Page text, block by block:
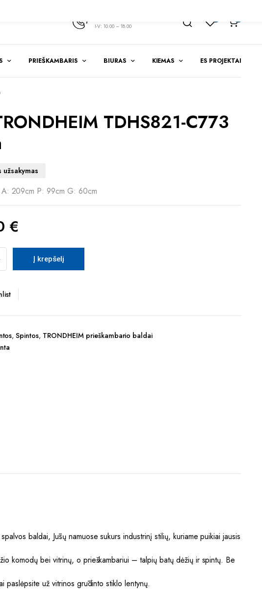
I-V: 10.00 – 18.00
PRIEŠKAMBARIS BIURAS KIEMAS ES PROJEKTAI
TDHS821-C773
užsakymas
A: 209cm P: 99cm G: 60cm
€
Į krepšelį
,Spintos, TRONDHEIM prieškambario baldai
baldai, Jūsų namuose sukurs industrinį stilių, kuriame puikiai jausis
komodų bei vitrinų, o prieškambariui – talpių batų dėžių ir spintų. Be
paslėpsite už vitrinos grūdinto stiklo lentynų.